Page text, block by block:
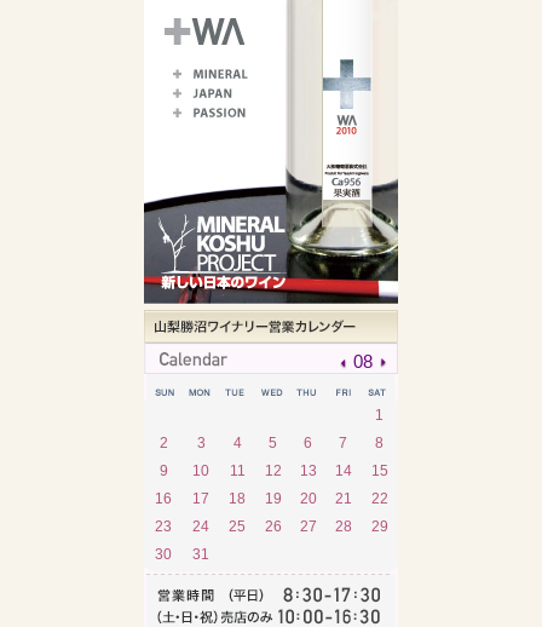
08
1
2
3 4 5 6 7
8
9
10 11 12 13 14
15
16
17 18 19 20 21
22
23
24 25 26 27 28
29
30
31